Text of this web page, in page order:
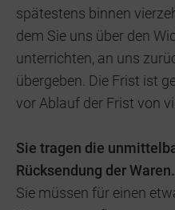
spätestens binnen
dem Sie uns über den
unterrichten, an uns
übergeben. Die Frist ist
vor Ablauf der Frist von
Sie tragen die
Rücksendung der Waren.
Sie müssen für einen